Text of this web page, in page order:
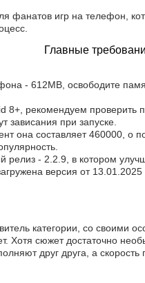
фанатов игр на телефон,
Главные
- 612MB, освободите
рекомендуем проверить
зависания при запуске.
она составляет 460000, о
- 2.2.9, в котором
версия от
категории, со своими
Хотя сюжет достаточно
друг друга, а скорость